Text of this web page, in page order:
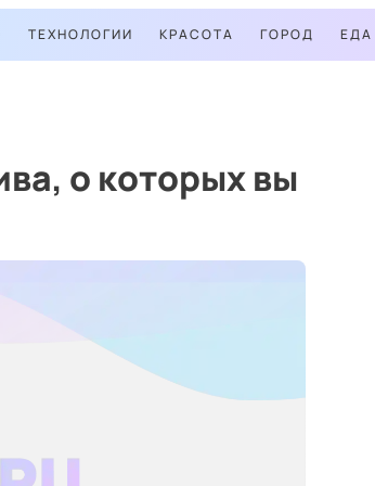
ТЕХНОЛОГИИ КРАСОТА ГОРОД ЕДА
о которых вы